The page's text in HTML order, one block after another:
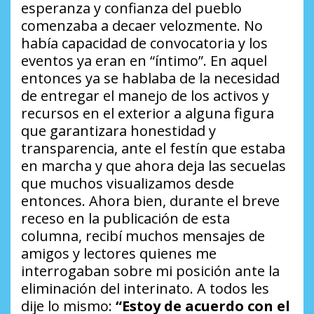
esperanza y confianza del pueblo
comenzaba a decaer velozmente. No
había capacidad de convocatoria y los
eventos ya eran en “íntimo”. En aquel
entonces ya se hablaba de la necesidad
de entregar el manejo de los activos y
recursos en el exterior a alguna figura
que garantizara honestidad y
transparencia, ante el festín que estaba
en marcha y que ahora deja las secuelas
que muchos visualizamos desde
entonces. Ahora bien, durante el breve
receso en la publicación de esta
columna, recibí muchos mensajes de
amigos y lectores quienes me
interrogaban sobre mi posición ante la
eliminación del interinato. A todos les
dije lo mismo: “Estoy de acuerdo con el